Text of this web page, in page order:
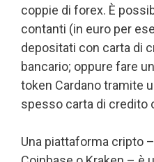
coppie di forex. È
contanti (in euro per
depositati con carta di
bancario; oppure fare
token Cardano tramite
spesso carta di credito
Una piattaforma cripto